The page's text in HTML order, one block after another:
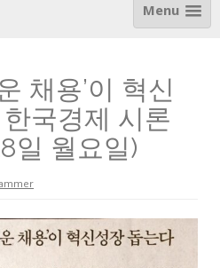
Menu
채용’이 혁신
국경제 시론
일 월요일)